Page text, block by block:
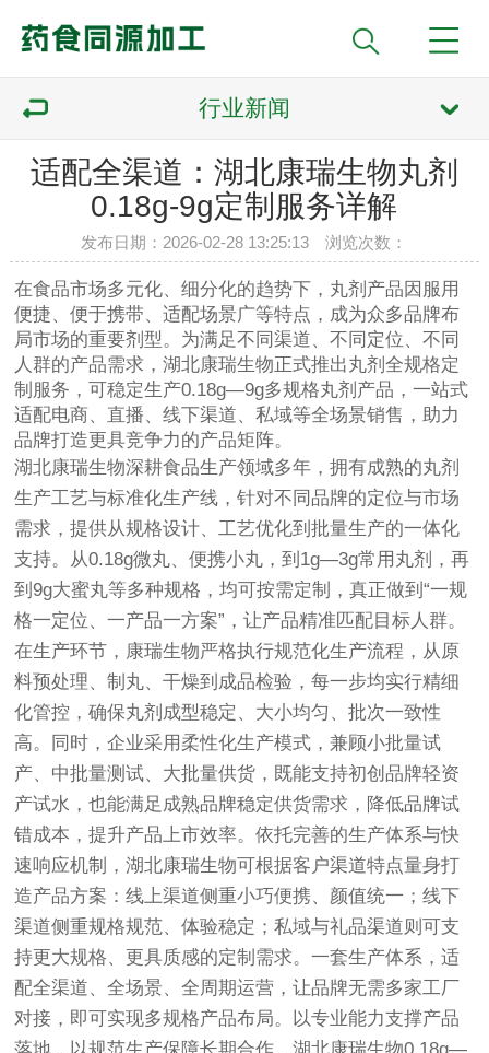
行业新闻
适配全渠道：湖北康瑞生物丸剂
0.18g-9g定制服务详解
发布日期：2026-02-28 13:25:13 浏览次数：
在食品市场多元化、细分化的趋势下，丸剂产品因服用
便捷、便于携带、适配场景广等特点，成为众多品牌布
局市场的重要剂型。为满足不同渠道、不同定位、不同
人群的产品需求，湖北康瑞生物正式推出丸剂全规格定
制服务，可稳定生产0.18g—9g多规格丸剂产品，一站式
适配电商、直播、线下渠道、私域等全场景销售，助力
品牌打造更具竞争力的产品矩阵。
湖北康瑞生物深耕食品生产领域多年，拥有成熟的丸剂
生产工艺与标准化生产线，针对不同品牌的定位与市场
需求，提供从规格设计、工艺优化到批量生产的一体化
支持。从0.18g微丸、便携小丸，到1g—3g常用丸剂，再
到9g大蜜丸等多种规格，均可按需定制，真正做到“一规
格一定位、一产品一方案”，让产品精准匹配目标人群。
在生产环节，康瑞生物严格执行规范化生产流程，从原
料预处理、制丸、干燥到成品检验，每一步均实行精细
化管控，确保丸剂成型稳定、大小均匀、批次一致性
高。同时，企业采用柔性化生产模式，兼顾小批量试
产、中批量测试、大批量供货，既能支持初创品牌轻资
产试水，也能满足成熟品牌稳定供货需求，降低品牌试
错成本，提升产品上市效率。依托完善的生产体系与快
速响应机制，湖北康瑞生物可根据客户渠道特点量身打
造产品方案：线上渠道侧重小巧便携、颜值统一；线下
渠道侧重规格规范、体验稳定；私域与礼品渠道则可支
持更大规格、更具质感的定制需求。一套生产体系，适
配全渠道、全场景、全周期运营，让品牌无需多家工厂
对接，即可实现多规格产品布局。以专业能力支撑产品